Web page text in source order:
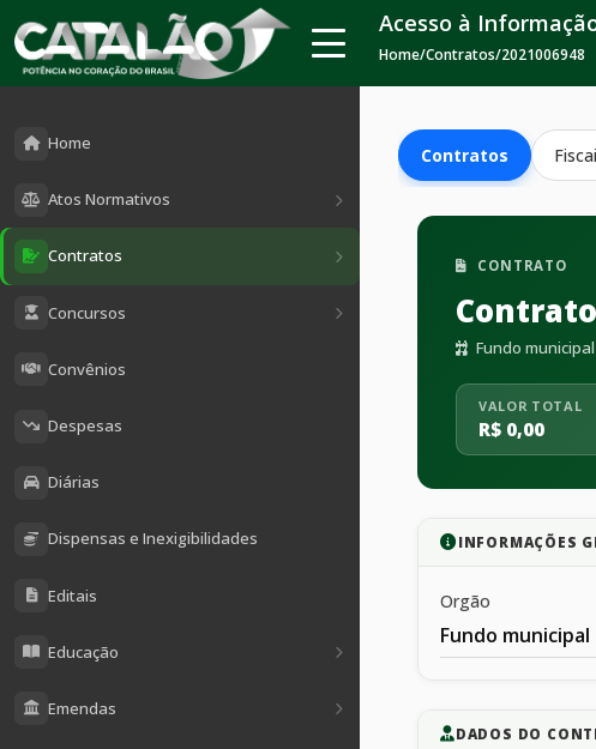
Home
Atos Normativos
Contratos
Concursos
Convênios
Despesas
Diárias
Dispensas e Inexigibilidades
Editais
Educação
Emendas
Acesso à
Home/Contratos/2021006948
Contratos
CONTRATO
Fundo
VALOR TOTAL
R$ 0,00
INFORMAÇÕES
Orgão
Fundo
DADOS DO